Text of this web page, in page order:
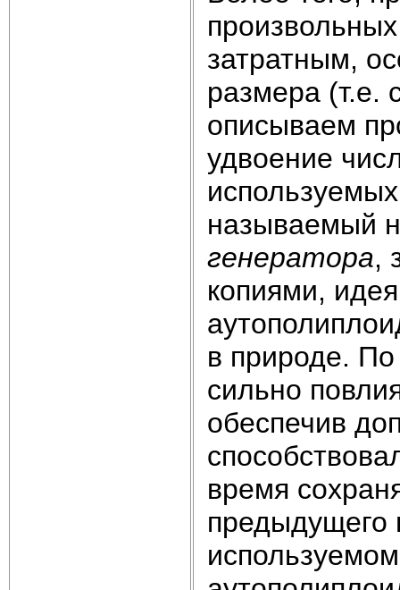
затратным,
размера (т.е.
описываем
удвоение
называемый
генератора,
копиями,
в природе.
сильно
обеспечив
время
предыдущего